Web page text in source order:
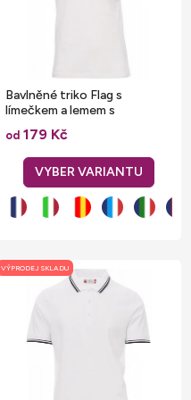
Bavlněné triko Flag s
límečkem a lemem s
kontrastní trikolórou
od 179 Kč
VÝPRODEJ SKLADU